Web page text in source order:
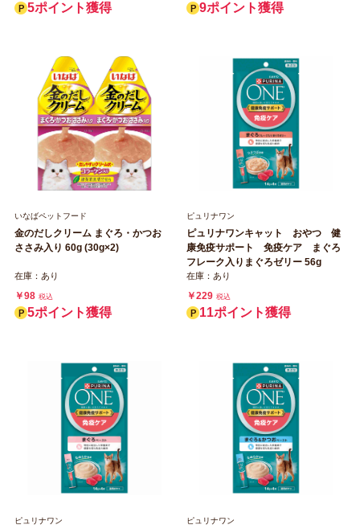
5ポイント獲得 9ポイント獲得
いなばペットフード
金のだしクリーム まぐろ・かつお
ささみ入り 60g (30g×2)
在庫：あり
￥98 税込
5ポイント獲得
ピュリナワン
ピュリナワンキャット おやつ 健
康免疫サポート 免疫ケア まぐろ
フレーク入りまぐろゼリー 56g
在庫：あり
￥229 税込
11ポイント獲得
ピュリナワン ピュリナワン